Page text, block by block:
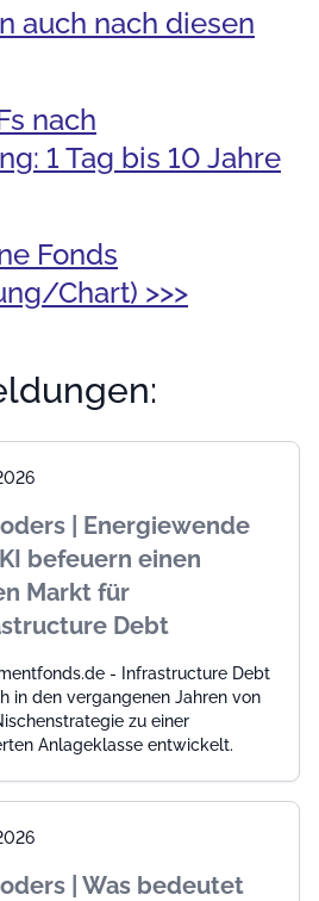
auch nach diesen
nach
1 Tag bis 10 Jahre
Fonds
Chart) >>>
| Energiewende
befeuern einen
Markt für
Debt
- Infrastructure Debt
in den vergangenen Jahren von
zu einer
Anlageklasse entwickelt.
| Was bedeutet